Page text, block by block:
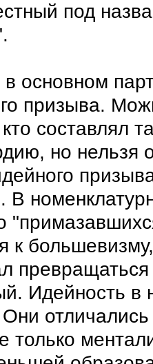
под
основном
призыва.
составлял
но нельзя
к
превращаться
Идейность в
отличались
только